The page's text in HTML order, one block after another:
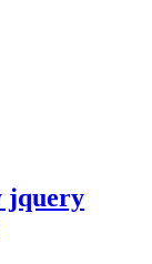
jquery